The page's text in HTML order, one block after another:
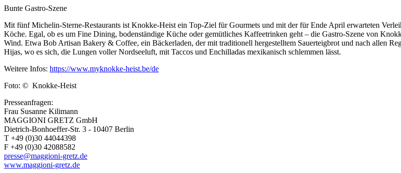
Bunte Gastro-Szene
Mit fünf Michelin-Sterne-Restaurants ist Knokke-Heist ein Top-Ziel für Gourmets und mit der für Ende April erwarteten
Köche. Egal, ob es um Fine Dining, bodenständige Küche oder gemütliches Kaffeetrinken geht – die Gastro-Szene von
Wind. Etwa Bob Artisan Bakery & Coffee, ein Bäckerladen, der mit traditionell hergestelltem Sauerteigbrot und nach allen
Hijas, wo es sich, die Lungen voller Nordseeluft, mit Taccos und Enchilladas mexikanisch schlemmen lässt.
Weitere Infos: https://www.myknokke-heist.be/de
Foto: © Knokke-Heist
Presseanfragen:
Frau Susanne Kilimann
MAGGIONI GRETZ GmbH
Dietrich-Bonhoeffer-Str. 3 - 10407 Berlin
T +49 (0)30 44044398
F +49 (0)30 42088582
presse@maggioni-gretz.de
www.maggioni-gretz.de